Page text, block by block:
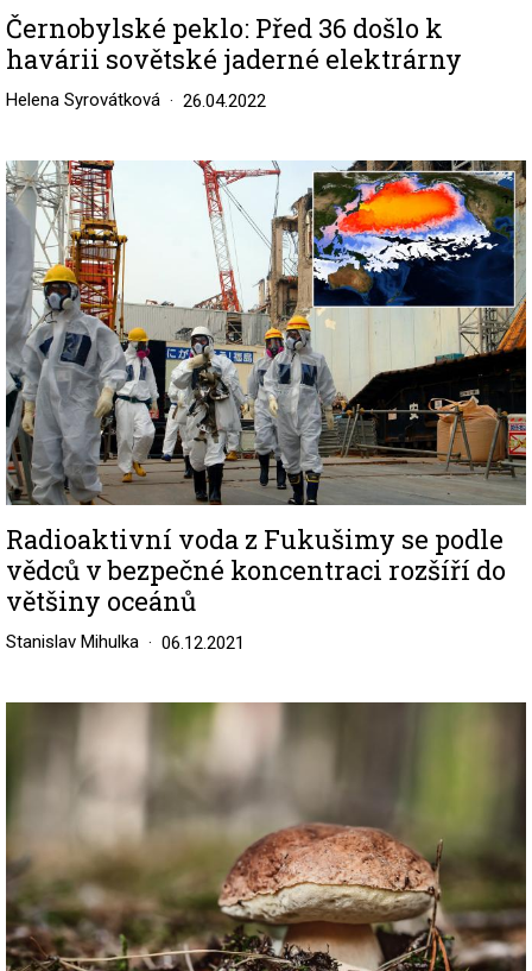
Černobylské peklo: Před 36 došlo k
havárii sovětské jaderné elektrárny
Helena Syrovátková 26.04.2022
Image
Radioaktivní voda z Fukušimy se podle
vědců v bezpečné koncentraci rozšíří do
většiny oceánů
Stanislav Mihulka 06.12.2021